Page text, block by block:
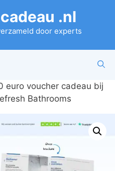
.nl
door experts
euro voucher cadeau bij
Bathrooms